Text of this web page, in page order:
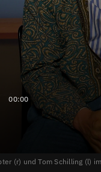
00:00
(r) und Tom Schilling (l)